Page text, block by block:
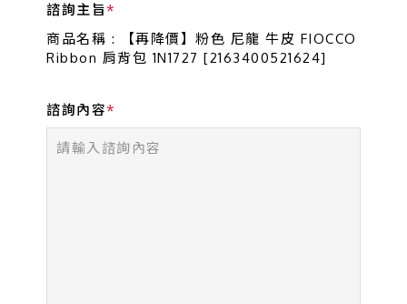
諮詢主旨
商品名稱 : 【再降價】粉色 尼龍 牛皮 FIOCCO
Ribbon 肩背包 1N1727 [2163400521624]
諮詢內容